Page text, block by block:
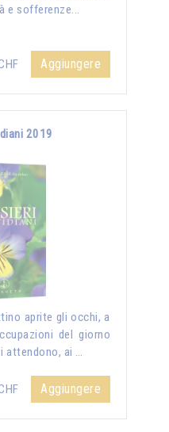
e sofferenze...
Aggiungere
2019
aprite gli occhi, a
del giorno
attendono, ai …
Aggiungere